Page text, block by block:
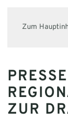
Zum
ZUR